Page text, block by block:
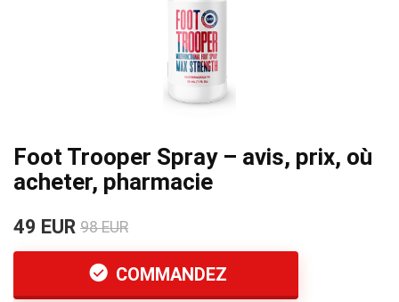
Foot Trooper Spray – avis, prix, où
acheter, pharmacie
49 EUR 98 EUR
COMMANDEZ